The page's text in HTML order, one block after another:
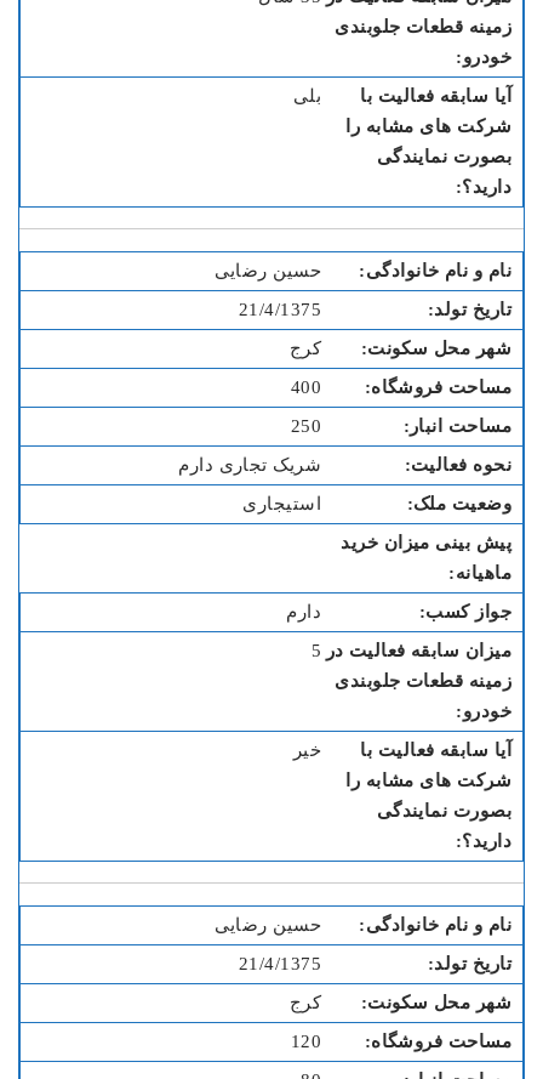
بلی
حسین رضایی
21/4/1375
کرج
400
250
شریک تجاری دارم
استیجاری
دارم
5
خیر
حسین رضایی
21/4/1375
کرج
120